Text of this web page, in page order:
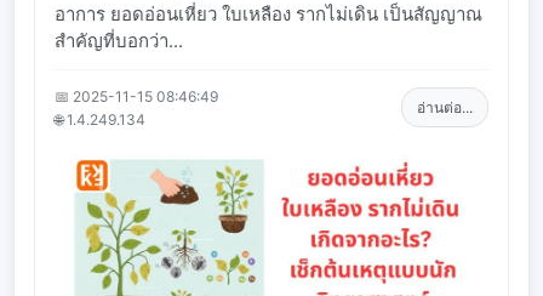
อาการ ยอดอ่อนเหี่ยว ใบเหลือง รากไม่เดิน เป็นสัญญาณ
สำคัญที่บอกว่า...
📅 2025-11-15 08:46:49
🌐 1.4.249.134
อ่านต่อ...